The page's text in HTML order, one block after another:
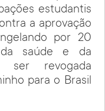
estudantis
a aprovação
por 20
saúde e da
ser revogada
para o Brasil